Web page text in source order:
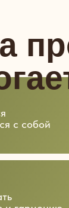
с собой